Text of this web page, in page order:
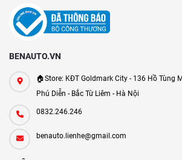
BENAUTO.VN
🏠Store: KĐT Goldmark City - 136 Hồ Tùng
Phú Diễn - Bắc Từ Liêm - Hà Nội
0832.246.246
benauto.lienhe@gmail.com